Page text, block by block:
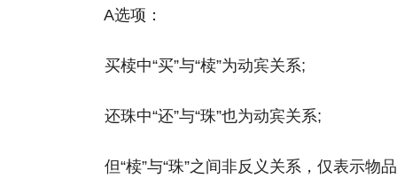
A选项：
买椟中“买”与“椟”为动宾关系;
还珠中“还”与“珠”也为动宾关系;
但“椟”与“珠”之间非反义关系，仅表示物